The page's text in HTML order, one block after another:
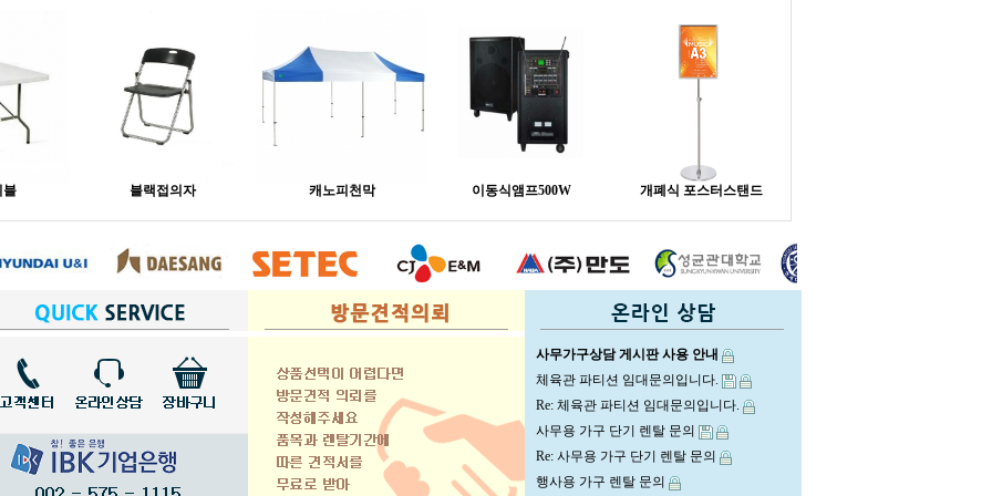
블 블랙접의자 캐노피천막 이동식앰프500W 개폐식 포스터스탠드
사무가구상담 게시판 사용 안내
체육관 파티션 임대문의입니다.
Re: 체육관 파티션 임대문의입니다.
사무용 가구 단기 렌탈 문의
Re: 사무용 가구 단기 렌탈 문의
행사용 가구 렌탈 문의